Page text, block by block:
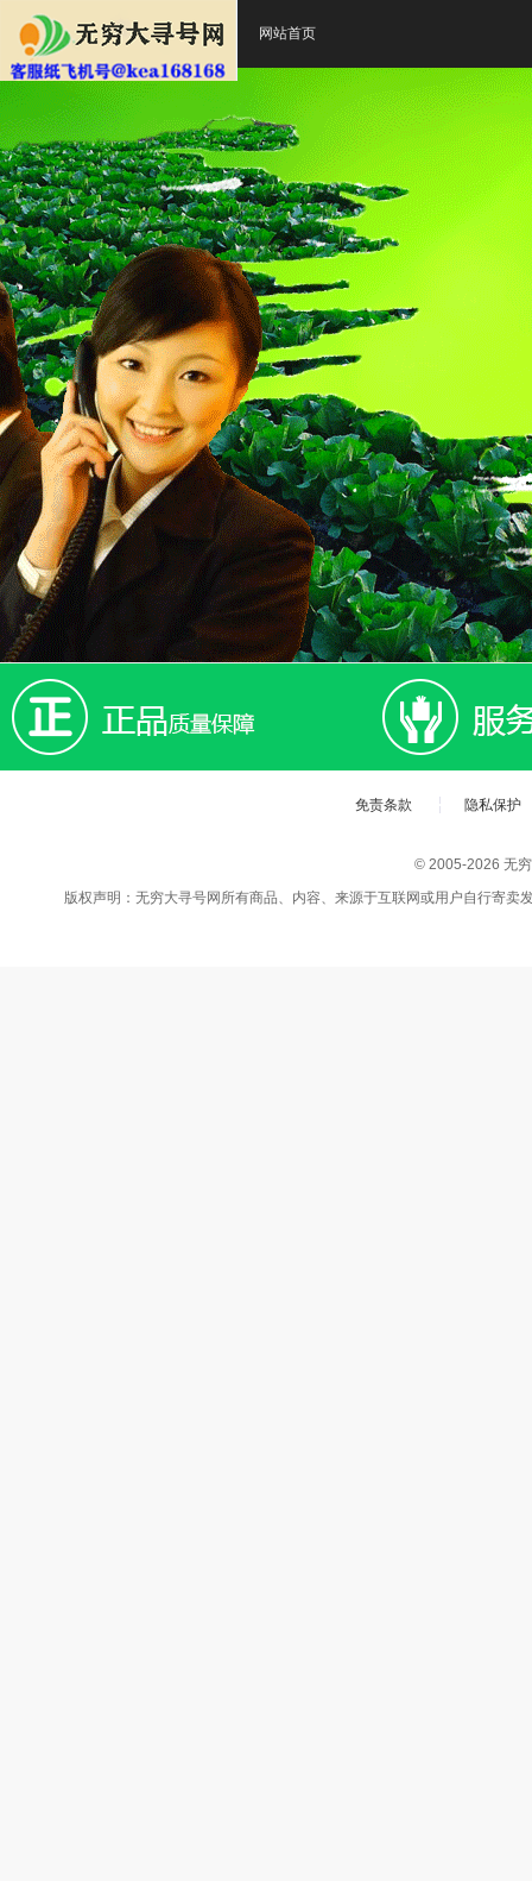
无穷大寻号网
网站首页
免责条款 隐私保护
© 2005-2026 无
版权声明：无穷大寻号网所有商品、内容、来源于互联网或用户自行寄卖